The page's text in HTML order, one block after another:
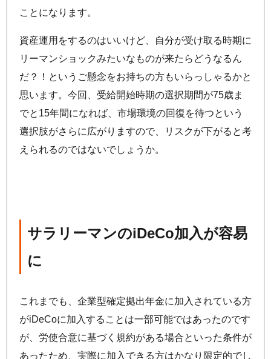
ことになります。
資産運用をするのはいいけど、自分が受け取る時期に
リーマンショックみたいなものが来たらどうなるん
だ？！というご懸念をお持ちの方もいらっしゃるかと
思います。今回、受給開始時期の選択期間が75歳ま
でと15年間になれば、市場環境の回復を待つという
選択肢がさらに広がりますので、リスクが下がると考
えられるのではないでしょうか。
サラリーマンのiDeCo加入が容易
に
これまでも、企業型確定拠出年金に加入されている方
がiDeCoに加入することは一部可能ではあったのです
が、労使合意に基づく規約がある場合といった条件が
あったため、実際に加入できる方はかなり限定的でし